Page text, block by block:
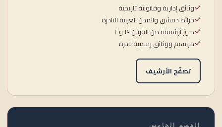
وثائق إدارية وقانونية تاريخية
خرائط دمشق والمدن العربية النادرة
صورٌ أرشيفية من القرنَين ١٩ و٢٠
مراسيم ووثائق رسمية نادرة
تصفّح الأرشيف
القسم الخامس